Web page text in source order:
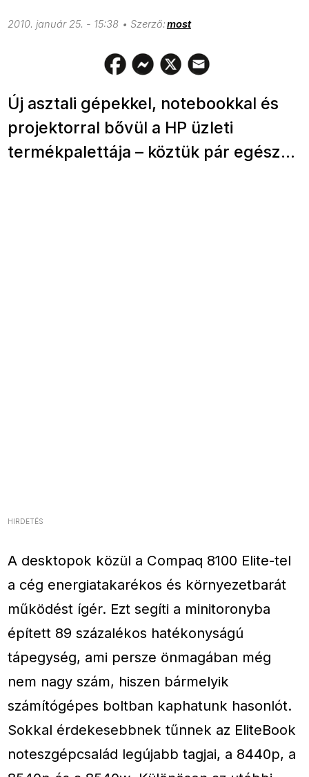
2010. január 25. - 15:38 most
Új asztali gépekkel, notebookkal és
projektorral bővül a HP üzleti
termékpalettája – köztük pár egész...
HIRDETÉS
A desktopok közül a Compaq 8100 Elite-tel
a cég energiatakarékos és környezetbarát
működést ígér. Ezt segíti a minitoronyba
épített 89 százalékos hatékonyságú
tápegység, ami persze önmagában még
nem nagy szám, hiszen bármelyik
számítógépes boltban kaphatunk hasonlót.
Sokkal érdekesebbnek tűnnek az EliteBook
noteszgépcsalád legújabb tagjai, a 8440p, a